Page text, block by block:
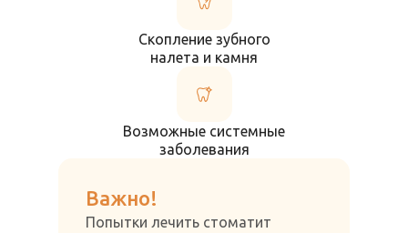
Скопление зубного
налета и камня
Возможные системные
заболевания
Важно!
Попытки лечить стоматит